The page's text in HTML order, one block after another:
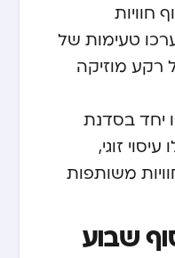
חוויות
ערכו טעימות של
רקע מוזיקה
יחד בסדנת
זוגי,
משותפות
שבוע